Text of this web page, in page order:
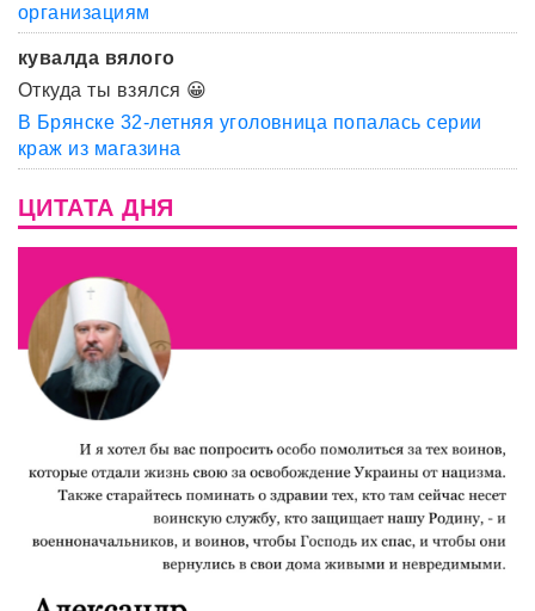
организациям
кувалда вялого
Откуда ты взялся 😀
В Брянске 32-летняя уголовница попалась серии
краж из магазина
ЦИТАТА ДНЯ